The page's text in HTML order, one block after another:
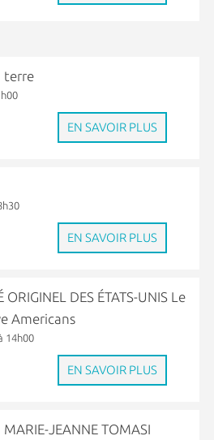
terre
EN SAVOIR PLUS
EN SAVOIR PLUS
ORIGINEL DES ÉTATS-UNIS Le
Americans
14h00
EN SAVOIR PLUS
JEANNE TOMASI